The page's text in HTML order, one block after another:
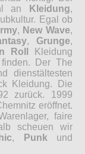
an
Kleidung,
Egal ob
, New Wave,
, Grunge,
Roll
Kleidung
Der The
dienstältesten
Kleidung. Die
zurück. 1999
eröffnet.
faire
scheuen wir
, Punk und